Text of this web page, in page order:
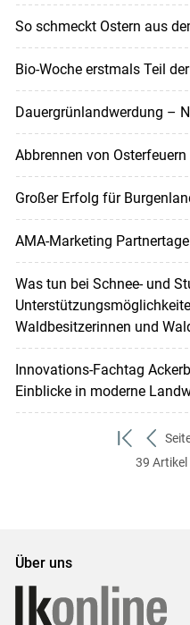
So schmeckt Ostern aus
Bio-Woche erstmals Teil
Dauergrünlandwerdung –
Abbrennen von Osterfeuern
Großer Erfolg für
AMA-Marketing
Was tun bei Schnee- und
Waldbesitzerinnen und
Innovations-Fachtag
Einblicke in moderne
zum
ersten
zurück
zum
39 Artikel
Über uns